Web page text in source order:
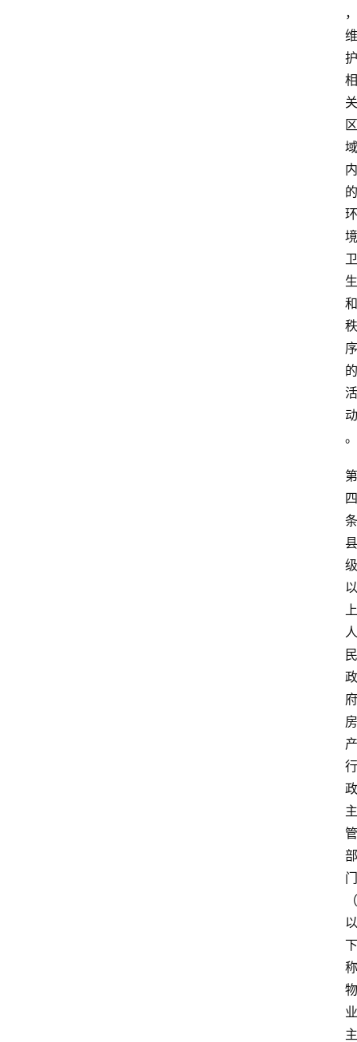
，
维
护
相
关
区
域
内
的
环
境
卫
生
和
秩
序
的
活
动
。
第
四
条
县
级
以
上
人
民
政
府
房
产
行
政
主
管
部
门
（
以
下
称
物
业
主